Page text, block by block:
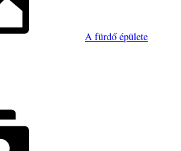
A fürdő épülete